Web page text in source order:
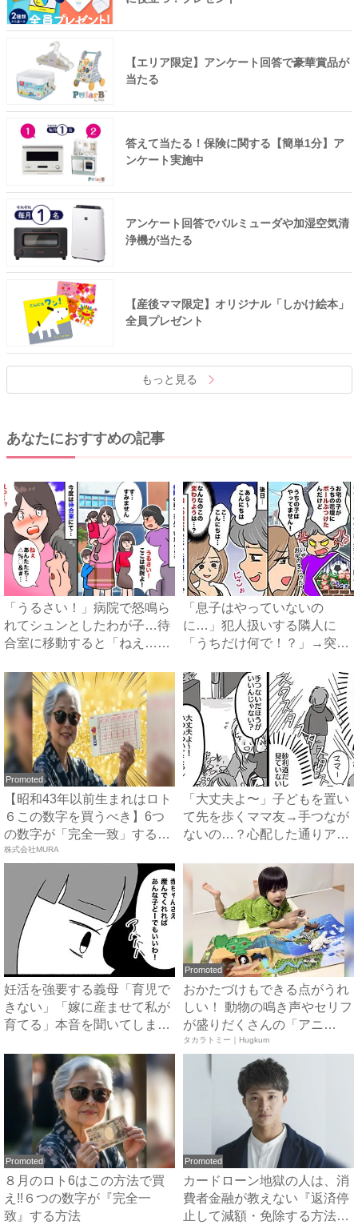
【エリア限定】アンケート回答で豪華賞品が
当たる
答えて当たる！保険に関する【簡単1分】ア
ンケート実施中
アンケート回答でバルミューダや加湿空気清
浄機が当たる
【産後ママ限定】オリジナル「しかけ絵本」
全員プレゼント
もっと見る
あなたにおすすめの記事
「うるさい！」病院で怒鳴ら
れてシュンとしたわが子…待
合室に移動すると「ねえ…」
「息子はやっていないの
に…」犯人扱いする隣人に
「うちだけ何で！？」→突然
Promoted
【昭和43年以前生まれはロト
６この数字を買うべき】6つ
の数字が「完全一致」する
方...
株式会社MURA
「大丈夫よ〜」子どもを置い
て先を歩くママ友→手つなが
ないの…？心配した通りアク
妊活を強要する義母「育児で
きない」「嫁に産ませて私が
育てる」本音を聞いてしまい
Promoted
おかたづけもできる点がうれ
しい！ 動物の鳴き声やセリフ
が盛りだくさんの「アニ
ア ...
タカラトミー｜Hugkum
Promoted
８月のロト6はこの方法で買
え!!６つの数字が『完全一
致』する方法
Promoted
カードローン地獄の人は、消
費者金融が教えない『返済停
止して減額・免除する方法』